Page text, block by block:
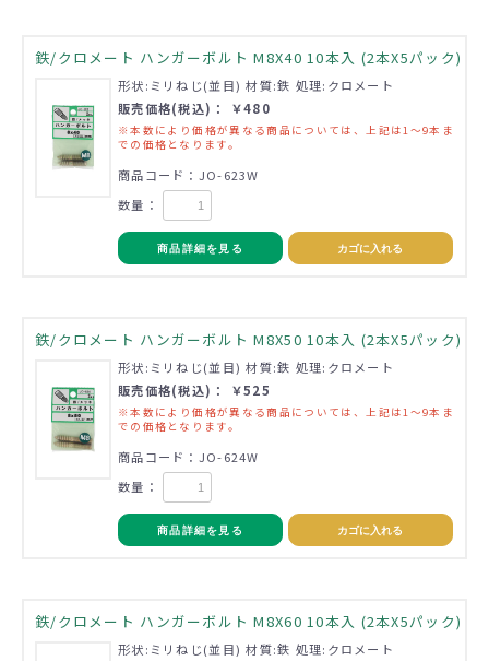
鉄/クロメート ハンガーボルト M8X40 10本入 (2本X5パック)
形状:ミリねじ(並目) 材質:鉄 処理:クロメート
販売価格(税込)： ￥480
※本数により価格が異なる商品については、上記は1～9本ま
での価格となります。
商品コード：JO-623W
数量：
商品詳細を見る カゴに入れる
鉄/クロメート ハンガーボルト M8X50 10本入 (2本X5パック)
形状:ミリねじ(並目) 材質:鉄 処理:クロメート
販売価格(税込)： ￥525
※本数により価格が異なる商品については、上記は1～9本ま
での価格となります。
商品コード：JO-624W
数量：
商品詳細を見る カゴに入れる
鉄/クロメート ハンガーボルト M8X60 10本入 (2本X5パック)
形状:ミリねじ(並目) 材質:鉄 処理:クロメート